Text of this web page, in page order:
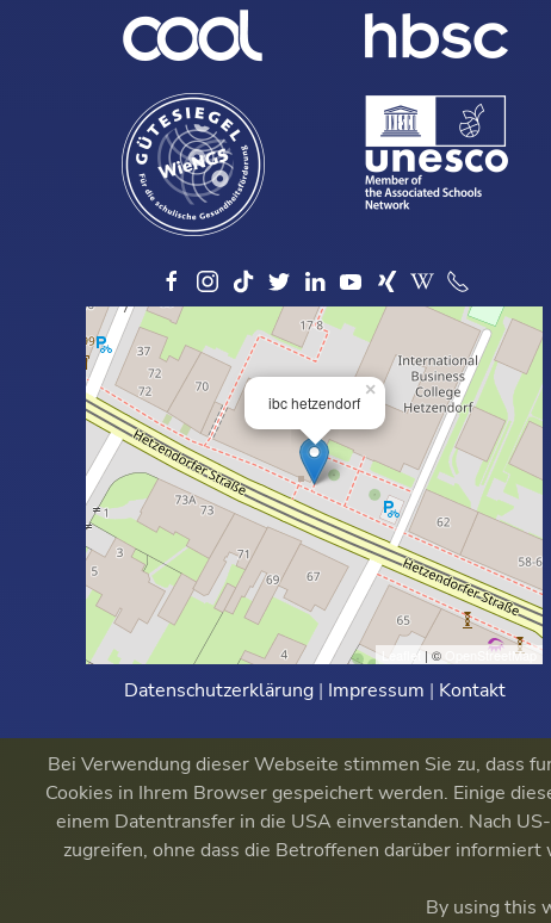
ibc hetzendorf
×
Leaflet | © OpenStreetMap
Datenschutzerklärung| Impressum | Kontakt
Bei Verwendung dieser Webseite stimmen Sie zu, dass
Cookies in Ihrem Browser gespeichert werden. Einige
einem Datentransfer in die USA einverstanden. Nach
zugreifen, ohne dass die Betroffenen darüber
By using this